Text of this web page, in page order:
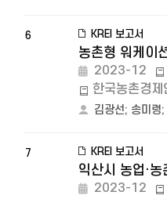
6 KREI 보고서
농촌형 워케이
2023-12
한국농촌경제
김광선; 송미령;
7 KREI 보고서
익산시 농업·
2023-12